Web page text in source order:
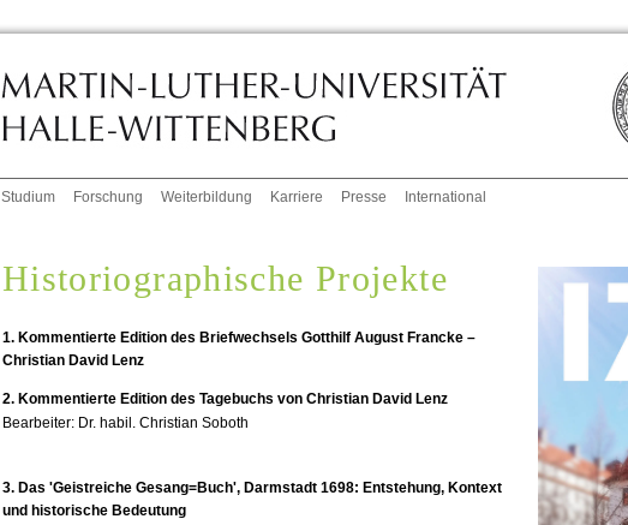
Studium Forschung Weiterbildung Karriere Presse International
Historiographische Projekte
1. Kommentierte Edition des Briefwechsels Gotthilf August Francke –
Christian David Lenz
2. Kommentierte Edition des Tagebuchs von Christian David Lenz
Bearbeiter: Dr. habil. Christian Soboth
3. Das 'Geistreiche Gesang=Buch', Darmstadt 1698: Entstehung, Kontext
und historische Bedeutung